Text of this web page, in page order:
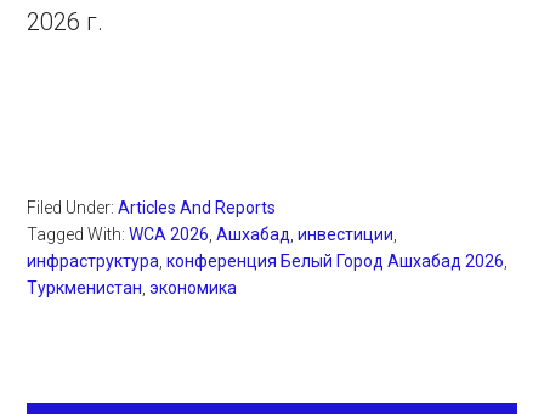
2026 г.
Filed Under:Articles And Reports
Tagged With:WCA 2026,Ашхабад,инвестиции,
инфраструктура,конференция Белый Город Ашхабад 2026,
Туркменистан,экономика